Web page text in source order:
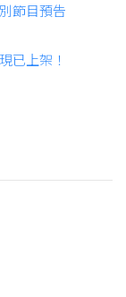
節目預告
已上架！